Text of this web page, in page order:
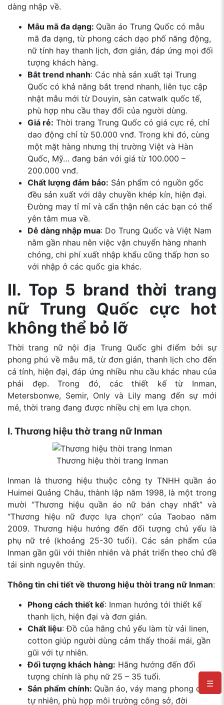
dàng nhập về.
Mẫu mã đa dạng: Quần áo Trung Quốc có mẫu
mã đa dạng, từ phong cách dạo phố năng động,
nữ tính hay thanh lịch, đơn giản, đáp ứng mọi đối
tượng khách hàng.
Bắt trend nhanh: Các nhà sản xuất tại Trung
Quốc có khả năng bắt trend nhanh, liên tục cập
nhật mẫu mới từ Douyin, sàn catwalk quốc tế,
phù hợp nhu cầu thay đổi của người dùng.
Giá rẻ: Thời trang Trung Quốc có giá cực rẻ, chỉ
dao động chỉ từ 50.000 vnđ. Trong khi đó, cùng
một mặt hàng nhưng thị trường Việt và Hàn
Quốc, Mỹ… đang bán với giá từ 100.000 –
200.000 vnđ.
Chất lượng đảm bảo: Sản phẩm có nguồn gốc
đều sản xuất với dây chuyền khép kín, hiện đại.
Đường may tỉ mỉ và cẩn thận nên các bạn có thể
yên tâm mua về.
Dễ dàng nhập mua: Do Trung Quốc và Việt Nam
nằm gần nhau nên việc vận chuyển hàng nhanh
chóng, chi phí xuất nhập khẩu cũng thấp hơn so
với nhập ở các quốc gia khác.
II. Top 5 brand thời trang
nữ Trung Quốc cực hot
không thể bỏ lỡ
Thời trang nữ nội địa Trung Quốc ghi điểm bởi sự
phong phú về mẫu mã, từ đơn giản, thanh lịch cho đến
cá tính, hiện đại, đáp ứng nhiều nhu cầu khác nhau của
phái đẹp. Trong đó, các thiết kế từ Inman,
Metersbonwe, Semir, Only và Lily mang đến sự mới
mẻ, thời trang đang được nhiều chị em lựa chọn.
I. Thương hiệu thờ trang nữ Inman
Thương hiệu thời trang Inman
Inman là thương hiệu thuộc công ty TNHH quần áo
Huimei Quảng Châu, thành lập năm 1998, là một trong
mười “Thương hiệu quần áo nữ bán chạy nhất” và
“Thương hiệu nữ được lựa chọn” của Taobao năm
2009. Thương hiệu hướng đến đối tượng chủ yếu là
phụ nữ trẻ (khoảng 25-30 tuổi). Các sản phẩm của
Inman gần gũi với thiên nhiên và phát triển theo chủ đề
tái sinh nguyên thủy.
Thông tin chi tiết về thương hiệu thời trang nữ Inman:
Phong cách thiết kế: Inman hướng tới thiết kế
thanh lịch, hiện đại và đơn giản.
Chất liệu: Đồ của hãng chủ yếu làm từ vải linen,
cotton giúp người dùng cảm thấy thoải mái, gần
gũi với tự nhiên.
Đối tượng khách hàng: Hãng hướng đến đối
tượng chính là phụ nữ 25 – 35 tuổi.
Sản phẩm chính: Quần áo, váy mang phong cách
tự nhiên, phù hợp môi trường công sở, đời
☰